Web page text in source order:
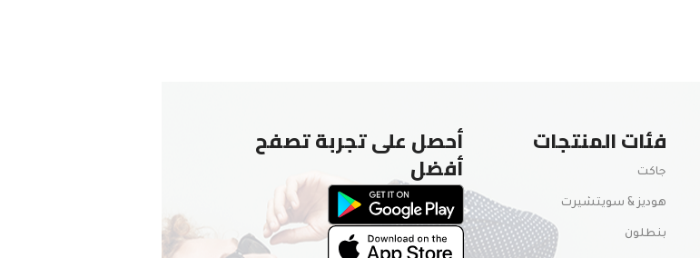
فئات المنتجات
جاكت
هوديز & سويتشيرت
بنطلون
أحصل على تجربة تصفح
أفضل